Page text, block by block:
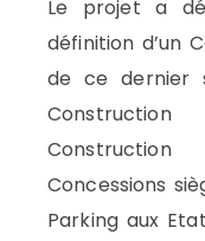
Le projet a
définition d’un
de ce dernier
Concessions
Parking aux